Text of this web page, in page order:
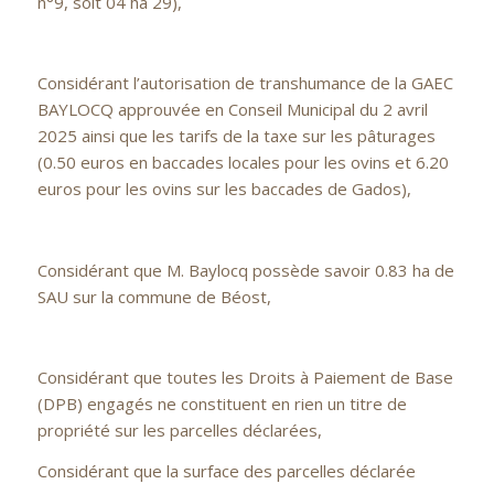
Considérant l’autorisation de transhumance de la GAEC
BAYLOCQ approuvée en Conseil Municipal du 2 avril
2025 ainsi que les tarifs de la taxe sur les pâturages
(0.50 euros en baccades locales pour les ovins et 6.20
euros pour les ovins sur les baccades de Gados),
Considérant que M. Baylocq possède savoir 0.83 ha de
SAU sur la commune de Béost,
Considérant que toutes les Droits à Paiement de Base
(DPB) engagés ne constituent en rien un titre de
propriété sur les parcelles déclarées,
Considérant que la surface des parcelles déclarée